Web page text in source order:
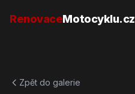
RenovaceMotocyklu.cz
Zpět do galerie